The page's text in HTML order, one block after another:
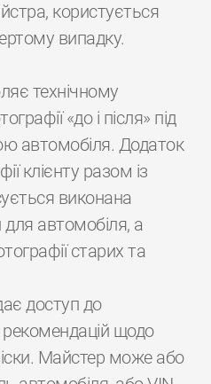
користується
випадку.
технічному
«до і після» під
автомобіля. Додаток
клієнту разом із
виконана
для автомобіля, а
старих та
доступ до
рекомендацій щодо
Майстер може або